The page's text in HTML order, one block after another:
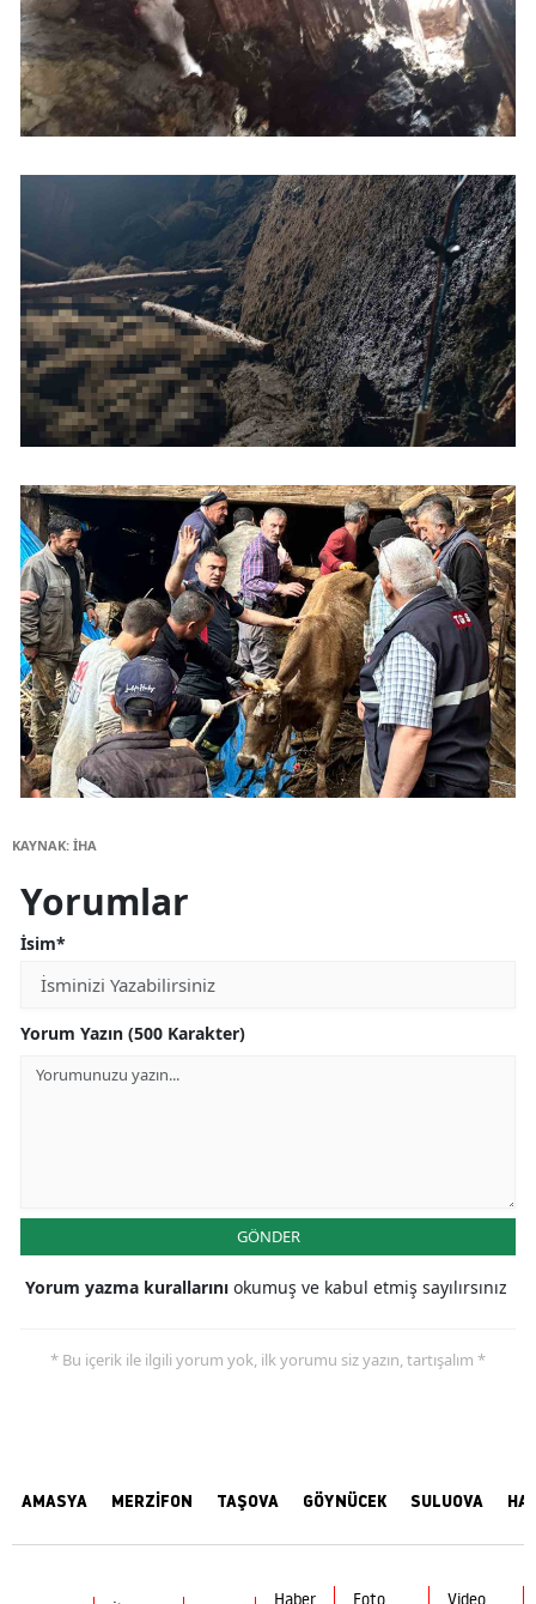
KAYNAK: İHA
Yorumlar
İsim*
Yorum Yazın (500 Karakter)
GÖNDER
Yorum yazma kurallarını okumuş ve kabul etmiş sayılırsınız
* Bu içerik ile ilgili yorum yok, ilk yorumu siz yazın, tartışalım *
AMASYA MERZİFON TAŞOVA GÖYNÜCEK SULUOVA
Haber Foto Video